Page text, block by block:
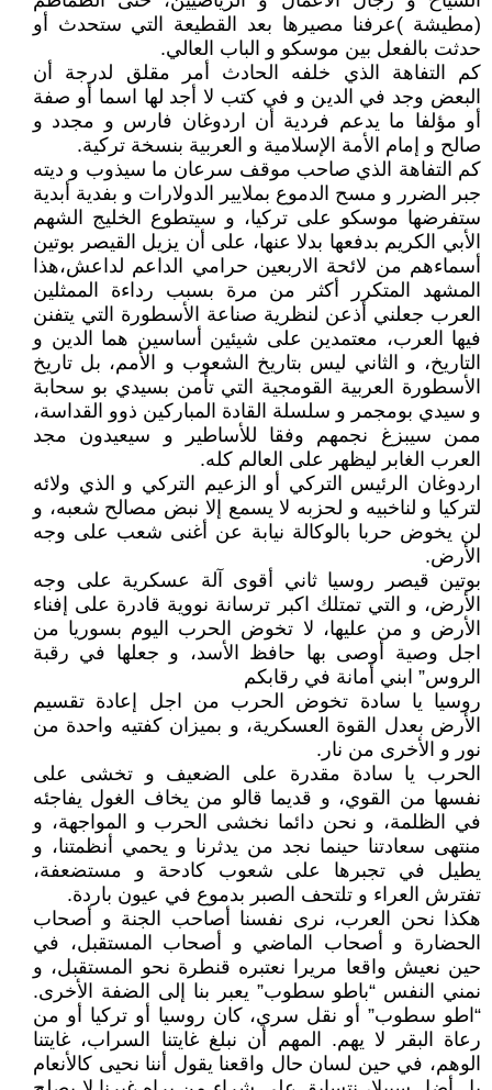
(مطيشة )عرفنا مصيرها بعد القطيعة التي ستحدث أو
حدثت بالفعل بين موسكو و الباب العالي.
كم التفاهة الذي خلفه الحادث أمر مقلق لدرجة أن
البعض وجد في الدين و في كتب لا أجد لها اسما أو صفة
أو مؤلفا ما يدعم فردية أن اردوغان فارس و مجدد و
صالح و إمام الأمة الإسلامية و العربية بنسخة تركية.
كم التفاهة الذي صاحب موقف سرعان ما سيذوب و ديته
جبر الضرر و مسح الدموع بملايير الدولارات و بفدية أبدية
ستفرضها موسكو على تركيا، و سيتطوع الخليج الشهم
الأبي الكريم بدفعها بدلا عنها، على أن يزيل القيصر بوتين
أسماءهم من لائحة الاربعين حرامي الداعم لداعش،هذا
المشهد المتكرر أكثر من مرة بسبب رداءة الممثلين
العرب جعلني أذعن لنظرية صناعة الأسطورة التي يتفنن
فيها العرب، معتمدين على شيئين أساسين هما الدين و
التاريخ، و الثاني ليس بتاريخ الشعوب و الأمم، بل تاريخ
الأسطورة العربية القومجية التي تأمن بسيدي بو سحابة
و سيدي بومجمر و سلسلة القادة المباركين ذوو القداسة،
ممن سيبزغ نجمهم وفقا للأساطير و سيعيدون مجد
العرب الغابر ليظهر على العالم كله.
اردوغان الرئيس التركي أو الزعيم التركي و الذي ولائه
لتركيا و لناخبيه و لحزبه لا يسمع إلا نبض مصالح شعبه، و
لن يخوض حربا بالوكالة نيابة عن أغنى شعب على وجه
الأرض.
بوتين قيصر روسيا ثاني أقوى آلة عسكرية على وجه
الأرض، و التي تمتلك اكبر ترسانة نووية قادرة على إفناء
الأرض و من عليها، لا تخوض الحرب اليوم بسوريا من
اجل وصية أوصى بها حافظ الأسد، و جعلها في رقبة
الروس” ابني أمانة في رقابكم
روسيا يا سادة تخوض الحرب من اجل إعادة تقسيم
الأرض بعدل القوة العسكرية، و بميزان كفتيه واحدة من
نور و الأخرى من نار.
الحرب يا سادة مقدرة على الضعيف و تخشى على
نفسها من القوي، و قديما قالو من يخاف الغول يفاجئه
في الظلمة، و نحن دائما نخشى الحرب و المواجهة، و
منتهى سعادتنا حينما نجد من يدثرنا و يحمي أنظمتنا، و
يطيل في تجبرها على شعوب كادحة و مستضعفة،
تفترش العراء و تلتحف الصبر بدموع في عيون باردة.
هكذا نحن العرب، نرى نفسنا أصاحب الجنة و أصحاب
الحضارة و أصحاب الماضي و أصحاب المستقبل، في
حين نعيش واقعا مريرا نعتبره قنطرة نحو المستقبل، و
نمني النفس “باطو سطوب” يعبر بنا إلى الضفة الأخرى.
“اطو سطوب” أو نقل سري، كان روسيا أو تركيا أو من
رعاة البقر لا يهم. المهم أن نبلغ غايتنا السراب، غايتنا
الوهم، في حين لسان حال واقعنا يقول أننا نحيى كالأنعام